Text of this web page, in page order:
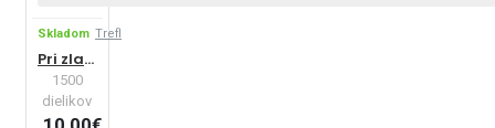
Skladom Trefl
Pri zlatých brehoch
1500
dielikov